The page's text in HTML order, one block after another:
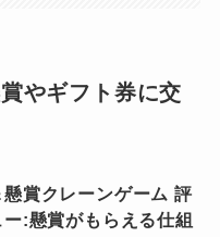
やギフト券に交
賞クレーンゲーム 評
:懸賞がもらえる仕組